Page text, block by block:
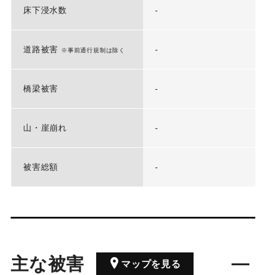
床下浸水数 -
道路被害 ※事前通行規制は除く -
橋梁被害 -
山・崖崩れ -
被害総額 -
主な被害 マップを見る